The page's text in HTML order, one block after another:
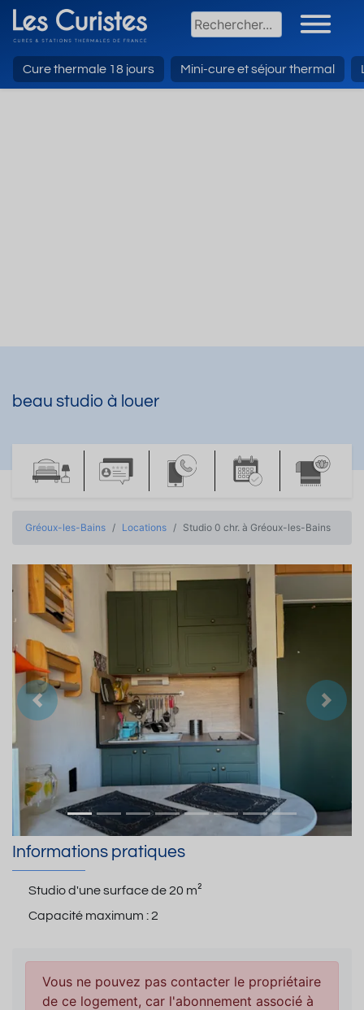
Cure thermale 18 jours Mini-cure et séjour thermal
beau studio à louer
Gréoux-les-Bains Locations Studio 0 chr. à Gréoux-les-Bains
Précedent
Informations pratiques
Studio d'une surface de20 m²
Capacité maximum :2
Vous ne pouvez pas contacter le propriétaire
de ce logement, car l'abonnement associé à